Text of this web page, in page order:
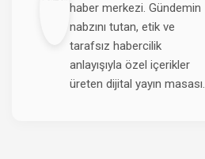
haber merkezi. Gündemin
nabzını tutan, etik ve
tarafsız habercilik
anlayışıyla özel içerikler
üreten dijital yayın masası.